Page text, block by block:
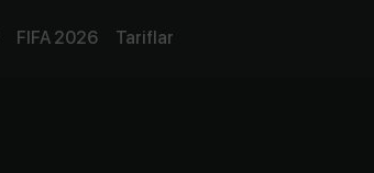
FIFA 2026 Tariflar